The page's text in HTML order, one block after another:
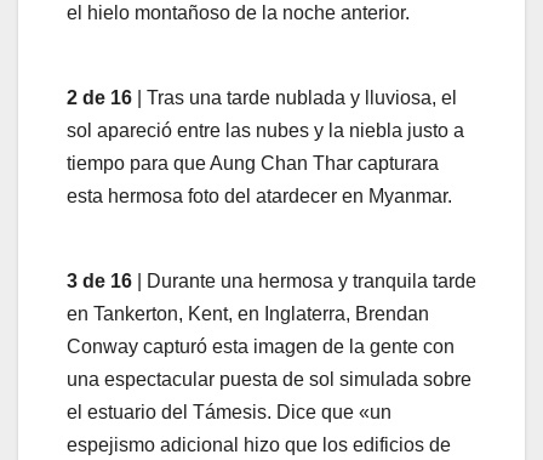
el hielo montañoso de la noche anterior.
2 de 16 | Tras una tarde nublada y lluviosa, el
sol apareció entre las nubes y la niebla justo a
tiempo para que Aung Chan Thar capturara
esta hermosa foto del atardecer en Myanmar.
3 de 16 | Durante una hermosa y tranquila tarde
en Tankerton, Kent, en Inglaterra, Brendan
Conway capturó esta imagen de la gente con
una espectacular puesta de sol simulada sobre
el estuario del Támesis. Dice que «un
espejismo adicional hizo que los edificios de